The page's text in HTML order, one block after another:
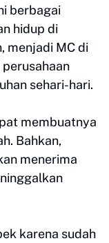
berbagai
hidup di
menjadi MC di
sehari-hari.
membuatnya
Bahkan,
menerima
karena sudah